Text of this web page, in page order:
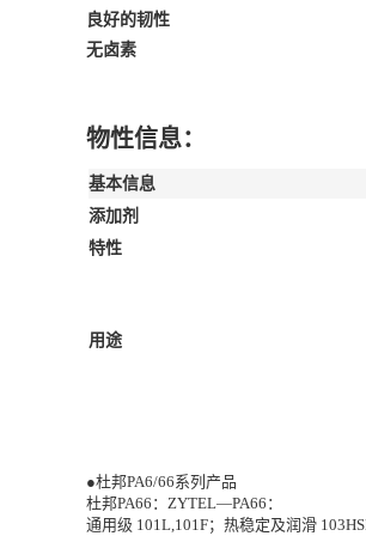
良好的韧性
无卤素
物性信息：
基本信息
添加剂
特性
用途
●杜邦PA6/66系列产品
杜邦PA66：ZYTEL—PA66：
通用级 101L,101F；热稳定及润滑